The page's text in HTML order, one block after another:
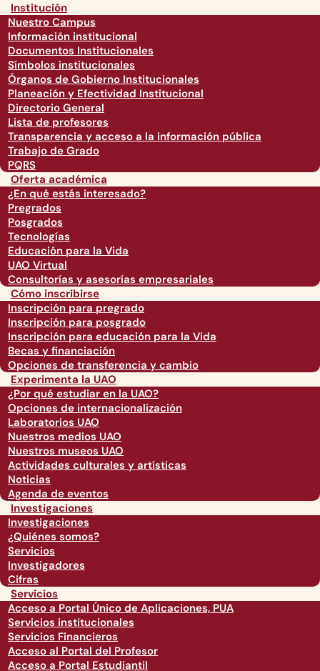
Institución
Nuestro Campus
Información institucional
Documentos Institucionales
Símbolos institucionales
Órganos de Gobierno Institucionales
Planeación y Efectividad Institucional
Directorio General
Lista de profesores
Transparencia y acceso a la información pública
Trabajo de Grado
PQRS
Oferta académica
¿En qué estás interesado?
Pregrados
Posgrados
Tecnologías
Educación para la Vida
UAO Virtual
Consultorías y asesorías empresariales
Cómo inscribirse
Inscripción para pregrado
Inscripción para posgrado
Inscripción para educación para la Vida
Becas y financiación
Opciones de transferencia y cambio
Experimenta la UAO
¿Por qué estudiar en la UAO?
Opciones de internacionalización
Laboratorios UAO
Nuestros medios UAO
Nuestros museos UAO
Actividades culturales y artísticas
Noticias
Agenda de eventos
Investigaciones
Investigaciones
¿Quiénes somos?
Servicios
Investigadores
Cifras
Servicios
Acceso a Portal Único de Aplicaciones, PUA
Servicios institucionales
Servicios Financieros
Acceso al Portal del Profesor
Acceso a Portal Estudiantil